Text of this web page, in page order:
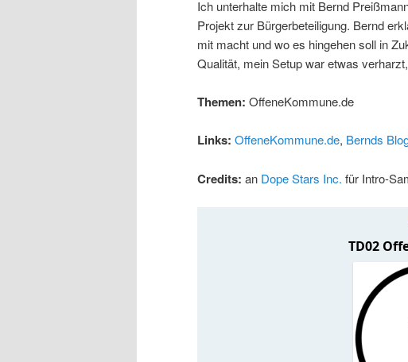
Ich unterhalte mich mit Bernd
Projekt zur Bürgerbeteiligung. Bernd
mit macht und wo es hingehen soll in
Qualität, mein Setup war etwas
Themen: OffeneKommune.de
Links: OffeneKommune.de, Bernds
Credits: an Dope Stars Inc. für Intro-